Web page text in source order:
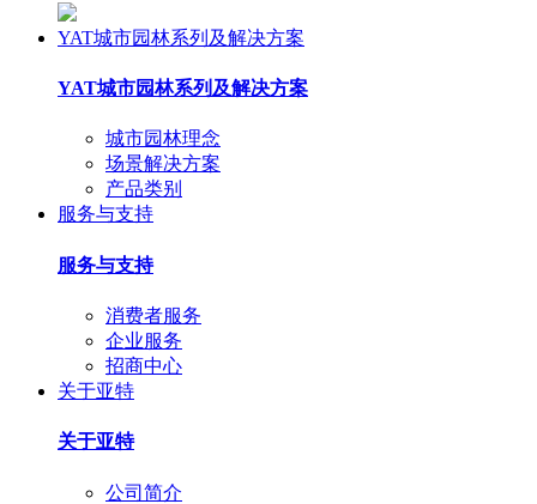
YAT城市园林系列及解决方案
YAT城市园林系列及解决方案
城市园林理念
场景解决方案
产品类别
服务与支持
服务与支持
消费者服务
企业服务
招商中心
关于亚特
关于亚特
公司简介